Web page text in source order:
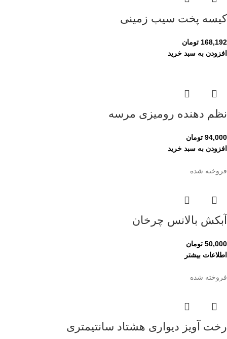
کیسه پخت سیب زمینی
168,192 تومان
افزودن به سبد خرید
نظم دهنده رومیزی مرسه
94,000 تومان
افزودن به سبد خرید
فروخته شده
آبکش بالانس چرخان
50,000 تومان
اطلاعات بیشتر
فروخته شده
رخت آویز دیواری هشتاد سانتیمتری